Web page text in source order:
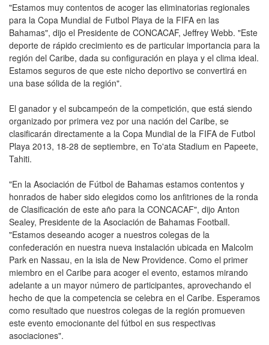
"Estamos muy contentos de acoger las eliminatorias regionales
para la Copa Mundial de Futbol Playa de la FIFA en las
Bahamas", dijo el Presidente de CONCACAF, Jeffrey Webb. "Este
deporte de rápido crecimiento es de particular importancia para la
región del Caribe, dada su configuración en playa y el clima ideal.
Estamos seguros de que este nicho deportivo se convertirá en
una base sólida de la región".
El ganador y el subcampeón de la competición, que está siendo
organizado por primera vez por una nación del Caribe, se
clasificarán directamente a la Copa Mundial de la FIFA de Futbol
Playa 2013, 18-28 de septiembre, en To'ata Stadium en Papeete,
Tahiti.
"En la Asociación de Fútbol de Bahamas estamos contentos y
honrados de haber sido elegidos como los anfitriones de la ronda
de Clasificación de este año para la CONCACAF", dijo Anton
Sealey, Presidente de la Asociación de Bahamas Football.
"Estamos deseando acoger a nuestros colegas de la
confederación en nuestra nueva instalación ubicada en Malcolm
Park en Nassau, en la isla de New Providence. Como el primer
miembro en el Caribe para acoger el evento, estamos mirando
adelante a un mayor número de participantes, aprovechando el
hecho de que la competencia se celebra en el Caribe. Esperamos
como resultado que nuestros colegas de la región promueven
este evento emocionante del fútbol en sus respectivas
asociaciones".